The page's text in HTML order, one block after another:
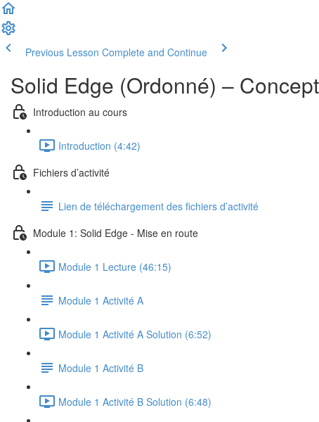
Previous Lesson Complete and Continue
Solid Edge (Ordonné) –
Introduction au cours
Introduction (4:42)
Fichiers d’activité
Lien de téléchargement des fichiers d’activité
Module 1: Solid Edge - Mise en route
Module 1 Lecture (46:15)
Module 1 Activité A
Module 1 Activité A Solution (6:52)
Module 1 Activité B
Module 1 Activité B Solution (6:48)